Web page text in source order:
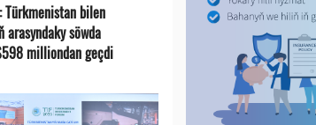
Türkmenistan bilen
arasyndaky söwda
milliondan geçdi